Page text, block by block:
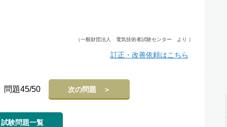
（一般財団法人 電気技術者試験センター より ）
訂正・改善依頼はこちら
問題45/50 次の問題 ＞
試験問題一覧